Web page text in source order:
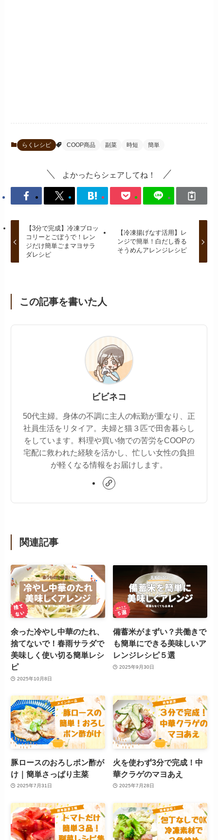
らくレシピ COOP商品 副菜 時短 簡単
よかったらシェアしてね！
【3分で完成】冷凍ブロッ
コリーとごぼうで！レン
ジだけ簡単ごまマヨサラ
ダレシピ
【冷凍揚げなす活用】レ
ンジで簡単！白だし香る
そうめんアレンジレシピ
この記事を書いた人
ビビネコ
50代主婦。身体の不調に主人の転勤が重なり、正
社員生活をリタイア。夫婦と猫３匹で田舎暮らし
をしています。料理や買い物での苦労をCOOPの
宅配に救われた経験を活かし、忙しい女性の負担
が軽くなる情報をお届けします。
関連記事
余った冷やし中華のたれ、
捨てないで！春雨サラダで
美味しく使い切る簡単レシ
ピ
2025年10月8日
備蓄米がまずい？共働きで
も簡単にできる美味しいア
レンジレシピ５選
2025年9月30日
豚ロースのおろしポン酢が
け｜簡単さっぱり主菜
2025年7月31日
火を使わず3分で完成！中
華クラゲのマヨあえ
2025年7月28日